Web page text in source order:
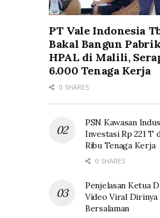
PT Vale Indonesia
Bakal Bangun
HPAL di Malili,
6.000 Tenaga Kerja
0 SHARES
PSN Kawasan
Investasi Rp 221 T
Ribu Tenaga Kerja
0 SHARES
Penjelasan Ketua
Video Viral Dirinya
Bersalaman